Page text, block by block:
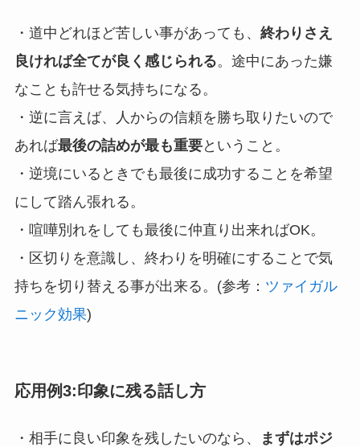
・道中どれほど苦しい事があっても、 終わりさえ
良ければ全てが良く感じられる。途中にあった嫌
なことも許せる気持ちになる。
・逆に言えば、人からの信頼を勝ち取りたいので
あれば最後の詰めが最も重要ということ。
・逆境にいるときでも最後に成功することを希望
にして踏ん張れる。
・喧嘩別れをしても最後に仲直り出来ればOK。
・区切りを意識し、終わりを明確にすることで気
持ちを切り替える事が出来る。(参考： ツァイガル
ニック効果)
応用例3:印象に残る話し方
・相手に良い印象を残したいのなら、
まずはポジ